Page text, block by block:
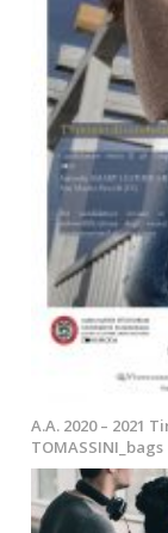
A.A. 2020 – 2021
TOMASSINI_bags